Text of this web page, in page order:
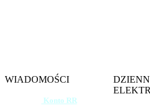
WIADOMOŚCI
Konto RR